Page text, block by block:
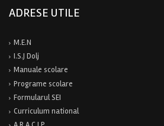
ADRESE UTILE
M.E.N
I.S.J Dolj
Manuale scolare
Programe scolare
Formularul SEI
Curriculum national